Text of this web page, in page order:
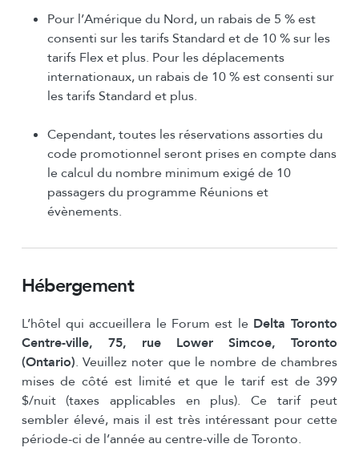
Pour l’Amérique du Nord, un rabais de 5 % est
consenti sur les tarifs Standard et de 10 % sur les
tarifs Flex et plus. Pour les déplacements
internationaux, un rabais de 10 % est consenti sur
les tarifs Standard et plus.
Cependant, toutes les réservations assorties du
code promotionnel seront prises en compte dans
le calcul du nombre minimum exigé de 10
passagers du programme Réunions et
évènements.
Hébergement
L’hôtel qui accueillera le Forum est le Delta Toronto
Centre-ville, 75, rue Lower Simcoe, Toronto
(Ontario). Veuillez noter que le nombre de chambres
mises de côté est limité et que le tarif est de 399
$/nuit (taxes applicables en plus). Ce tarif peut
sembler élevé, mais il est très intéressant pour cette
période-ci de l’année au centre-ville de Toronto.